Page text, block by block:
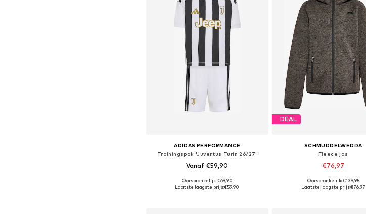
ADIDAS PERFORMANCE
Trainingspak 'Juventus Turin 26/27'
Vanaf €59,90
Beschikbare maten: 92, 98, 104, 110, 116
Oorspronkelijk: €69,90
Laatste laagste prijs:€59,90
DEAL
SCHMUDDELWEDDA
Fleece jas
€76,97
Beschikbaar in vele maten
Oorspronkelijk: €139,95
Laatste laagste prijs:€76,97